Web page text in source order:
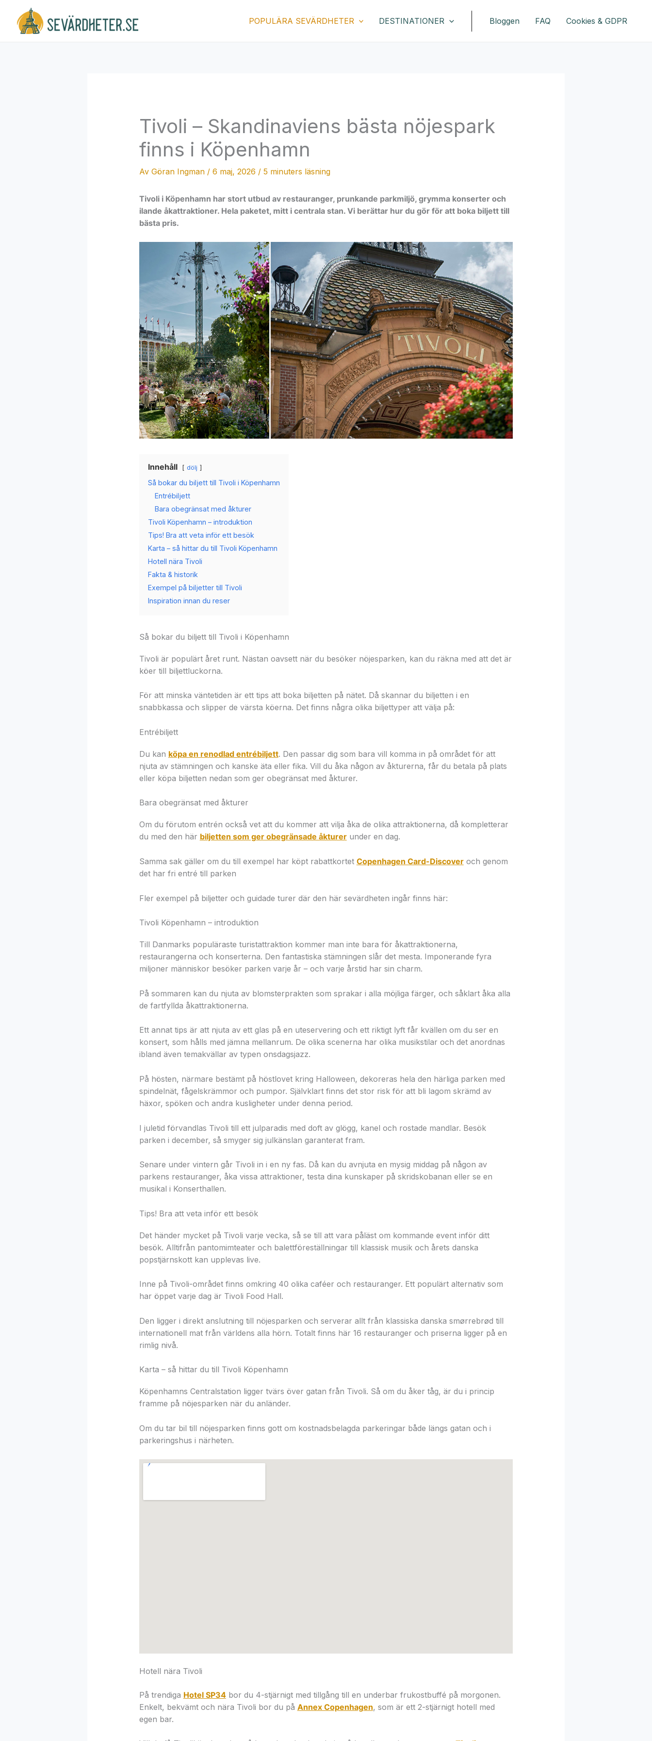
innehåll
POPULÄRA SEVÄRDHETER DESTINATIONER Bloggen FAQ Cookies & GDPR
Tivoli – Skandinaviens bästa nöjespark
finns i Köpenhamn
Av Göran Ingman / 6 maj, 2026 / 5 minuters läsning
Tivoli i Köpenhamn har stort utbud av restauranger, prunkande parkmiljö, grymma konserter och
ilande åkattraktioner. Hela paketet, mitt i centrala stan. Vi berättar hur du gör för att boka biljett till
bästa pris.
Innehåll dölj
Så bokar du biljett till Tivoli i Köpenhamn
Entrébiljett
Bara obegränsat med åkturer
Tivoli Köpenhamn – introduktion
Tips! Bra att veta inför ett besök
Karta – så hittar du till Tivoli Köpenhamn
Hotell nära Tivoli
Fakta & historik
Exempel på biljetter till Tivoli
Inspiration innan du reser
Så bokar du biljett till Tivoli i Köpenhamn
Tivoli är populärt året runt. Nästan oavsett när du besöker nöjesparken, kan du räkna med att det är
köer till biljettluckorna.
För att minska väntetiden är ett tips att boka biljetten på nätet. Då skannar du biljetten i en
snabbkassa och slipper de värsta köerna. Det finns några olika biljettyper att välja på:
Entrébiljett
Du kan köpa en renodlad entrébiljett. Den passar dig som bara vill komma in på området för att
njuta av stämningen och kanske äta eller fika. Vill du åka någon av åkturerna, får du betala på plats
eller köpa biljetten nedan som ger obegränsat med åkturer.
Bara obegränsat med åkturer
Om du förutom entrén också vet att du kommer att vilja åka de olika attraktionerna, då kompletterar
du med den här biljetten som ger obegränsade åkturerunder en dag.
Samma sak gäller om du till exempel har köpt rabattkortet Copenhagen Card-Discoveroch genom
det har fri entré till parken
Fler exempel på biljetter och guidade turer där den här sevärdheten ingår finns här:
Tivoli Köpenhamn – introduktion
Till Danmarks populäraste turistattraktion kommer man inte bara för åkattraktionerna,
restaurangerna och konserterna. Den fantastiska stämningen slår det mesta. Imponerande fyra
miljoner människor besöker parken varje år – och varje årstid har sin charm.
På sommaren kan du njuta av blomsterprakten som sprakar i alla möjliga färger, och såklart åka alla
de fartfyllda åkattraktionerna.
Ett annat tips är att njuta av ett glas på en uteservering och ett riktigt lyft får kvällen om du ser en
konsert, som hålls med jämna mellanrum. De olika scenerna har olika musikstilar och det anordnas
ibland även temakvällar av typen onsdagsjazz.
På hösten, närmare bestämt på höstlovet kring Halloween, dekoreras hela den härliga parken med
spindelnät, fågelskrämmor och pumpor. Självklart finns det stor risk för att bli lagom skrämd av
häxor, spöken och andra kusligheter under denna period.
I juletid förvandlas Tivoli till ett julparadis med doft av glögg, kanel och rostade mandlar. Besök
parken i december, så smyger sig julkänslan garanterat fram.
Senare under vintern går Tivoli in i en ny fas. Då kan du avnjuta en mysig middag på någon av
parkens restauranger, åka vissa attraktioner, testa dina kunskaper på skridskobanan eller se en
musikal i Konserthallen.
Tips! Bra att veta inför ett besök
Det händer mycket på Tivoli varje vecka, så se till att vara påläst om kommande event inför ditt
besök. Alltifrån pantomimteater och balettföreställningar till klassisk musik och årets danska
popstjärnskott kan upplevas live.
Inne på Tivoli-området finns omkring 40 olika caféer och restauranger. Ett populärt alternativ som
har öppet varje dag är Tivoli Food Hall.
Den ligger i direkt anslutning till nöjesparken och serverar allt från klassiska danska smørrebrød till
internationell mat från världens alla hörn. Totalt finns här 16 restauranger och priserna ligger på en
rimlig nivå.
Karta – så hittar du till Tivoli Köpenhamn
Köpenhamns Centralstation ligger tvärs över gatan från Tivoli. Så om du åker tåg, är du i princip
framme på nöjesparken när du anländer.
Om du tar bil till nöjesparken finns gott om kostnadsbelagda parkeringar både längs gatan och i
parkeringshus i närheten.
Hotell nära Tivoli
På trendiga Hotel SP34bor du 4-stjärnigt med tillgång till en underbar frukostbuffé på morgonen.
Enkelt, bekvämt och nära Tivoli bor du på Annex Copenhagen, som är ett 2-stjärnigt hotell med
egen bar.